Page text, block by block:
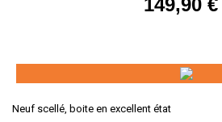
149,90 €
Neuf scellé, boite en excellent état